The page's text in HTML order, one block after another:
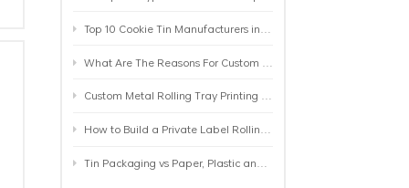
Top 10 Cookie Tin Manufacturers in the World by 2026: A Buyer’s Comparison
What Are The Reasons For Custom Rolling Tray Wholesale Prices? MOQ, Size, Printing & Packaging Explained
Custom Metal Rolling Tray Printing & Manufacturing: From Artwork to Mass Production
How to Build a Private Label Rolling Tray Collection: Sizes, Designs and Product Positioning
Tin Packaging vs Paper, Plastic and Aluminum: Which Packaging Works Best for Your Product?